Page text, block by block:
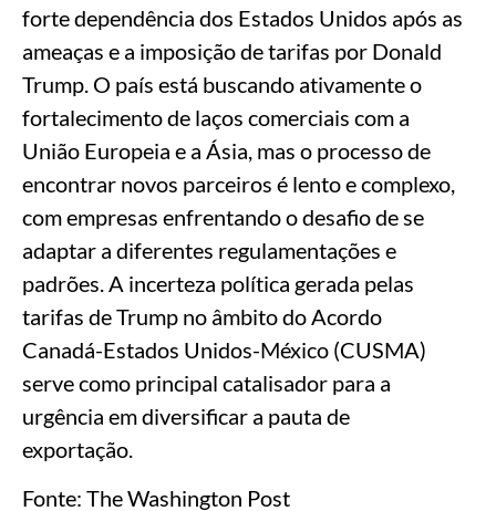
forte dependência dos Estados Unidos após as
ameaças e a imposição de tarifas por Donald
Trump. O país está buscando ativamente o
fortalecimento de laços comerciais com a
União Europeia e a Ásia, mas o processo de
encontrar novos parceiros é lento e complexo,
com empresas enfrentando o desafio de se
adaptar a diferentes regulamentações e
padrões. A incerteza política gerada pelas
tarifas de Trump no âmbito do Acordo
Canadá-Estados Unidos-México (CUSMA)
serve como principal catalisador para a
urgência em diversificar a pauta de
exportação.
Fonte: The Washington Post